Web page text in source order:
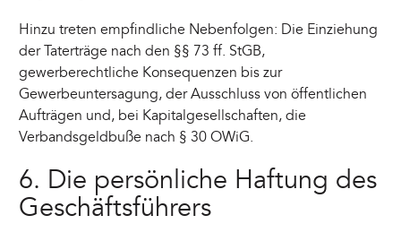
Hinzu treten empfindliche Nebenfolgen: Die Einziehung
der Taterträge nach den §§ 73 ff. StGB,
gewerberechtliche Konsequenzen bis zur
Gewerbeuntersagung, der Ausschluss von öffentlichen
Aufträgen und, bei Kapitalgesellschaften, die
Verbandsgeldbuße nach § 30 OWiG.
6. Die persönliche Haftung des
Geschäftsführers